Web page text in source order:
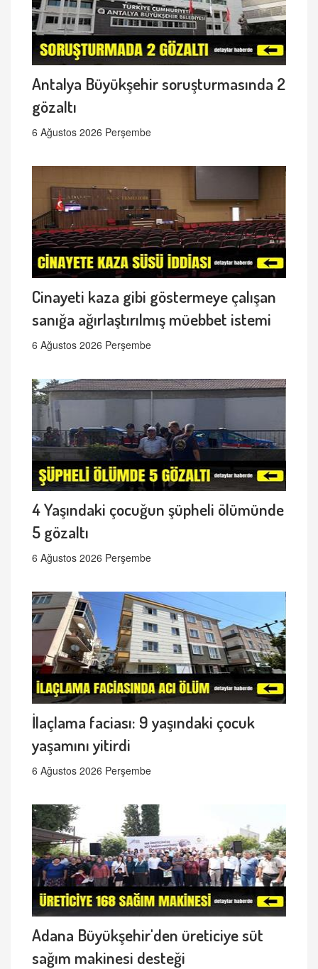
Antalya Büyükşehir soruşturmasında 2
gözaltı
6 Ağustos 2026 Perşembe
Cinayeti kaza gibi göstermeye çalışan
sanığa ağırlaştırılmış müebbet istemi
6 Ağustos 2026 Perşembe
4 Yaşındaki çocuğun şüpheli ölümünde
5 gözaltı
6 Ağustos 2026 Perşembe
İlaçlama faciası: 9 yaşındaki çocuk
yaşamını yitirdi
6 Ağustos 2026 Perşembe
Adana Büyükşehir'den üreticiye süt
sağım makinesi desteği